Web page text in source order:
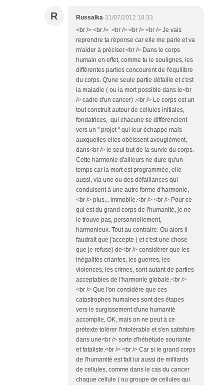
R Russalka 31/07/2012 18:33
<br /> <br /> <br /> <br /> <br /> Je vais
reprendre ta réponse car elle me parle et va
m'aider à préciser.<br /> Dans le corps
humain en effet, comme tu le soulignes, les
différentes parties concourent de l'équilibre
du corps. Q'une seule partie défaille et c'est
la maladie ( ou la mort possible dans le<br
/> cadre d'un cancer) .<br /> Le corps est un
tout construit autour de cellules initiales,
fondatrices, qui chacune se différencient
vers un " projet " qui leur échappe mais
auxquelles elles obéissent aveuglément,
dans<br /> le seul but de la survie du corps.
Cette harmonie d'ailleurs ne dure qu'un
temps car la mort est programmée, elle
aussi, via une ou des défaillances qui
conduisent à une autre forme d'harmonie,
<br /> plus... immobile.<br /> <br /> Pour ce
qui est du grand corps de l'humanité, je ne
le trouve pas, personnellement,
harmonieux. Tout au contraire. Ou alors il
faudrait que j'accepte ( et c'est une chose
que je refuse) de<br /> considérer que les
inégalités criantes, les guerres, les
violences, les crimes, sont autant de parties
acceptables de l'harmonie globale.<br />
<br /> Que l'on considère que ces
catastrophes humaines sont des étapes
vers le surgissement d'une humanité
accomplie, OK, mais on ne peut à ce
prétexte tolérer l'intolérable et s'en satisfaire
dans une<br /> sorte d'hébétude souriante
et fataliste.<br /> <br /> Car si le grand corps
de l'humanité est fait lui aussi de milliards
de cellules, comme dans le cas du cancer
chaque cellule ( ou groupe de cellules qui